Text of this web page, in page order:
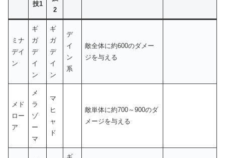
技1
2
ミナ
デイ
ン
ギ
ガ
デ
イ
ン
ギ
ガ
デ
イ
ン
デ
イ
ン
系
敵全体に約600のダメー
ジを与える
メド
ロー
ア
メ
ラ
ゾ
ー
マ
マ
ヒ
ャ
ド
敵単体に約700～900のダ
メージを与える